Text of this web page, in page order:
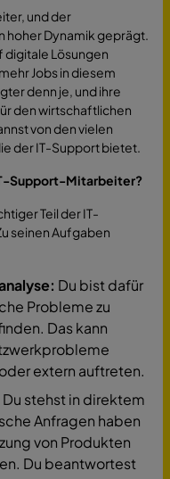
und der
hoher Dynamik geprägt.
digitale Lösungen
Jobs in diesem
denn je, und ihre
den wirtschaftlichen
von den vielen
der IT-Support bietet.
Support-Mitarbeiter?
Teil der IT-
seinen Aufgaben
Du bist dafür
Probleme zu
Das kann
extern auftreten.
Du stehst in direktem
Anfragen haben
von Produkten
Du beantwortest